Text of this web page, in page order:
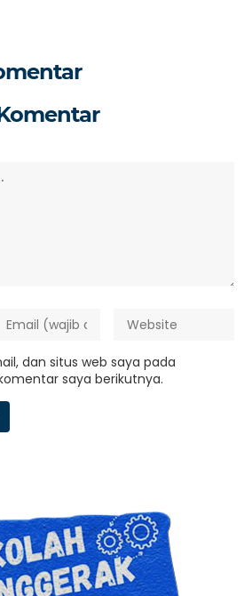
dan situs web saya pada
saya berikutnya.